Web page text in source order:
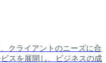
クライアントのニーズに合
スを展開し、ビジネスの成